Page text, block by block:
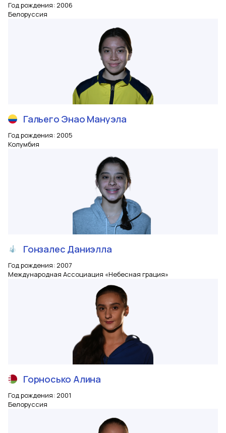
Год рождения: 2006
Белоруссия
Гальего Энао Мануэла
Год рождения: 2005
Колумбия
Гонзалес Даниэлла
Год рождения: 2007
Международная Ассоциация «Небесная грация»
Горносько Алина
Год рождения: 2001
Белоруссия